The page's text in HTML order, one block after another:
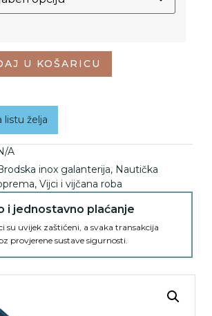
U KOŠARICU
listu želja
A
inox galanterija, Nautička
, Vijci i vijčana roba
i jednostavno plaćanje
su uvijek zaštićeni, a svaka transakcija
provjerene sustave sigurnosti.